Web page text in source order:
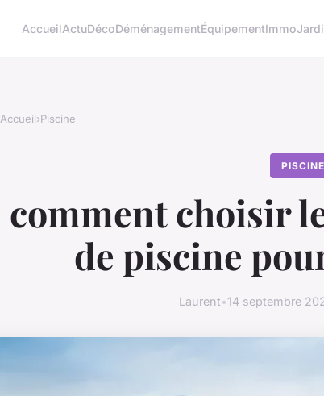
AccueilActuDécoDéménagementÉquipementImmo
Accueil›Piscine
PISCINE
comment choisir
de piscine
Laurent•14 septembre